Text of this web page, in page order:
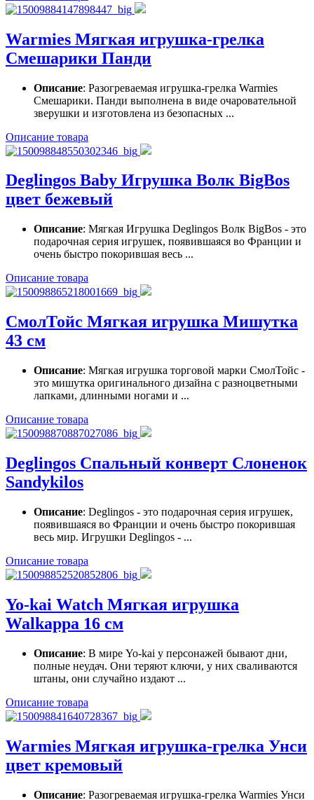
Warmies Мягкая игрушка-грелка
Смешарики Панди
Описание: Разогреваемая игрушка-грелка Warmies
Смешарики. Панди выполнена в виде очаровательной
зверушки и изготовлена из безопасных ...
Описание товара
Deglingos Baby Игрушка Волк BigBos
цвет бежевый
Описание: Мягкая Игрушка Deglingos Волк BigBos - это
подарочная серия игрушек, появившаяся во Франции и
очень быстро покорившая весь ...
Описание товара
СмолТойс Мягкая игрушка Мишутка
43 см
Описание: Мягкая игрушка торговой марки СмолТойс -
это мишутка оригинального дизайна с разноцветными
лапками, длинными ногами и ...
Описание товара
Deglingos Спальный конверт Слоненок
Sandykilos
Описание: Deglingos - это подарочная серия игрушек,
появившаяся во Франции и очень быстро покорившая
весь мир. Игрушки Deglingos - ...
Описание товара
Yo-kai Watch Мягкая игрушка
Walkappa 16 см
Описание: В мире Yo-kai у персонажей бывают дни,
полные неудач. Они теряют ключи, у них сваливаются
штаны, они случайно издают ...
Описание товара
Warmies Мягкая игрушка-грелка Унси
цвет кремовый
Описание: Разогреваемая игрушка-грелка Warmies Унси